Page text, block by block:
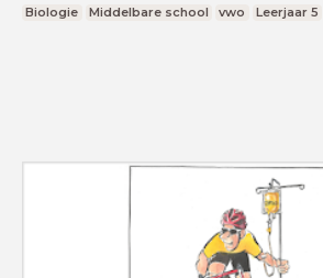
Biologie Middelbare school vwo Leerjaar 5